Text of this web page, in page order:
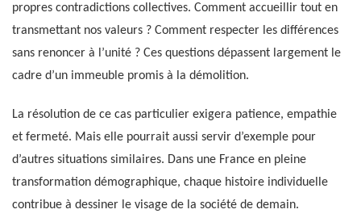
propres contradictions collectives. Comment accueillir tout en
transmettant nos valeurs ? Comment respecter les différences
sans renoncer à l’unité ? Ces questions dépassent largement le
cadre d’un immeuble promis à la démolition.
La résolution de ce cas particulier exigera patience, empathie
et fermeté. Mais elle pourrait aussi servir d’exemple pour
d’autres situations similaires. Dans une France en pleine
transformation démographique, chaque histoire individuelle
contribue à dessiner le visage de la société de demain.